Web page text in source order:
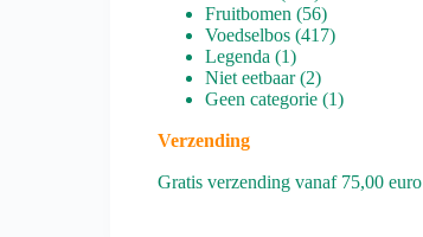
producten
Fruitbomen 5656
producten
Voedselbos 417417
Legenda 11
product
Niet eetbaar 22
producten
Geen categorie 11
Verzending
Gratis verzending vanaf 75,00 euro